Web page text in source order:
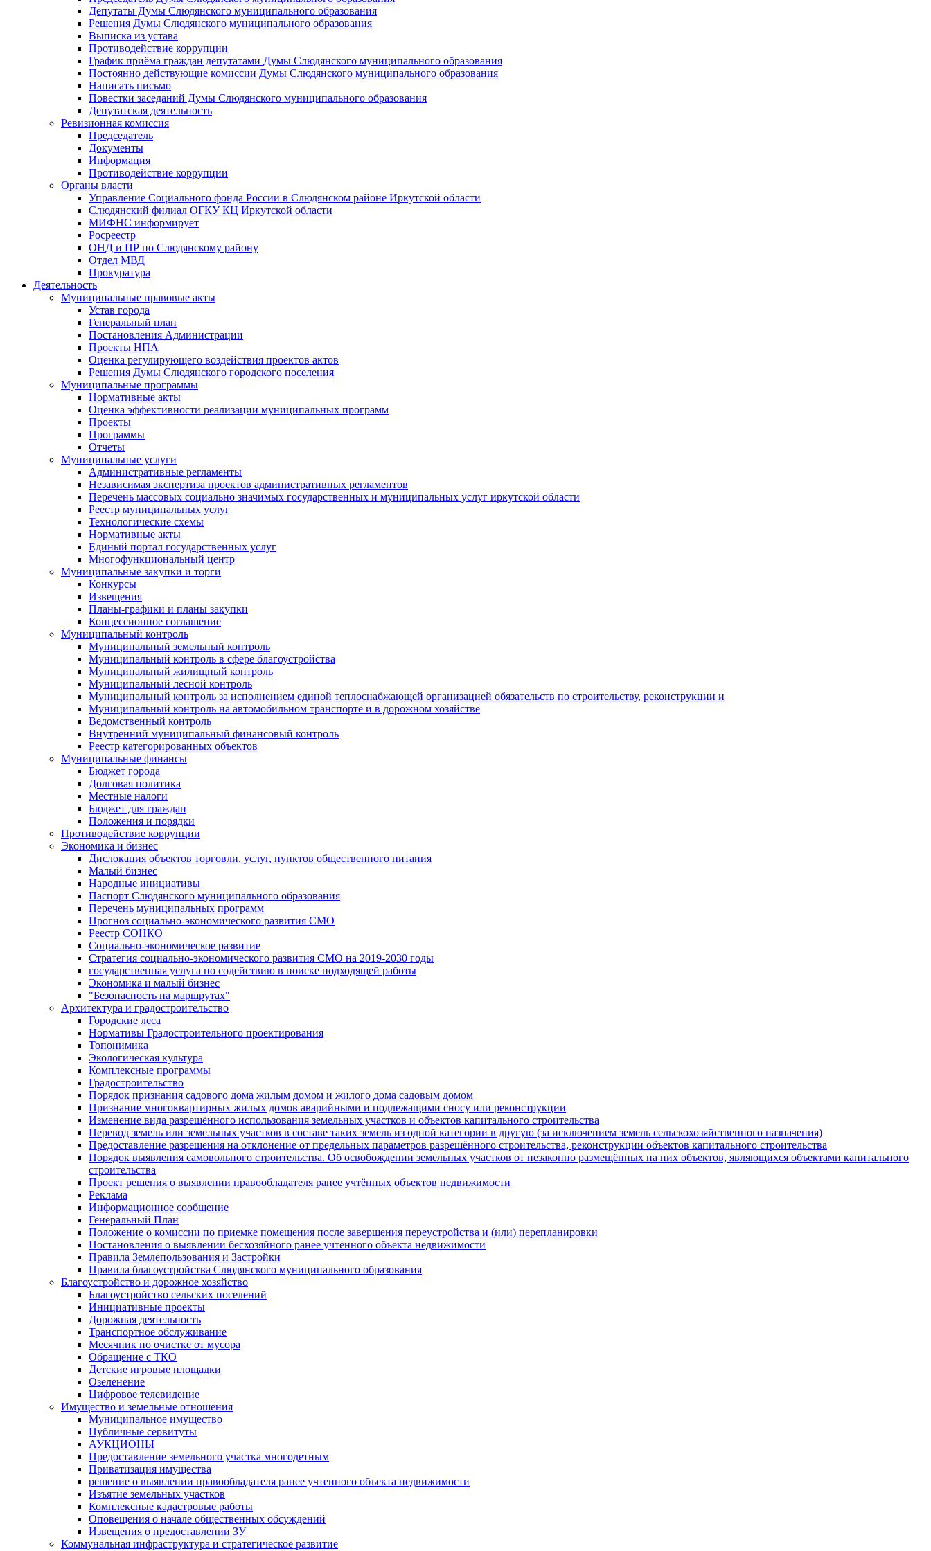
Депутаты Думы Слюдянского муниципального образования
Решения Думы Слюдянского муниципального образования
Выписка из устава
Противодействие коррупции
График приёма граждан депутатами Думы Слюдянского муниципального образования
Постоянно действующие комиссии Думы Слюдянского муниципального образования
Написать письмо
Повестки заседаний Думы Слюдянского муниципального образования
Депутатская деятельность
Ревизионная комиссия
Председатель
Документы
Информация
Противодействие коррупции
Органы власти
Управление Социального фонда России в Слюдянском районе Иркутской области
Слюдянский филиал ОГКУ КЦ Иркутской области
МИФНС информирует
Росреестр
ОНД и ПР по Слюдянскому району
Отдел МВД
Прокуратура
Деятельность
Муниципальные правовые акты
Устав города
Генеральный план
Постановления Администрации
Проекты НПА
Оценка регулирующего воздействия проектов актов
Решения Думы Слюдянского городского поселения
Муниципальные программы
Нормативные акты
Оценка эффективности реализации муниципальных программ
Проекты
Программы
Отчеты
Муниципальные услуги
Административные регламенты
Независимая экспертиза проектов административных регламентов
Перечень массовых социально значимых государственных и муниципальных услуг иркутской области
Реестр муниципальных услуг
Технологические схемы
Нормативные акты
Единый портал государственных услуг
Многофункциональный центр
Муниципальные закупки и торги
Конкурсы
Извещения
Планы-графики и планы закупки
Концессионное соглашение
Муниципальный контроль
Муниципальный земельный контроль
Муниципальный контроль в сфере благоустройства
Муниципальный жилищный контроль
Муниципальный лесной контроль
Муниципальный контроль за исполнением единой теплоснабжающей организацией обязательств по строительству, реконструкции и
Муниципальный контроль на автомобильном транспорте и в дорожном хозяйстве
Ведомственный контроль
Внутренний муниципальный финансовый контроль
Реестр категорированных объектов
Муниципальные финансы
Бюджет города
Долговая политика
Местные налоги
Бюджет для граждан
Положения и порядки
Противодействие коррупции
Экономика и бизнес
Дислокация объектов торговли, услуг, пунктов общественного питания
Малый бизнес
Народные инициативы
Паспорт Слюдянского муниципального образования
Перечень муниципальных программ
Прогноз социально-экономического развития СМО
Реестр СОНКО
Социально-экономическое развитие
Стратегия социально-экономического развития СМО на 2019-2030 годы
государственная услуга по содействию в поиске подходящей работы
Экономика и малый бизнес
"Безопасность на маршрутах"
Архитектура и градостроительство
Городские леса
Нормативы Градостроительного проектирования
Топонимика
Экологическая культура
Комплексные программы
Градостроительство
Порядок признания садового дома жилым домом и жилого дома садовым домом
Признание многоквартирных жилых домов аварийными и подлежащими сносу или реконструкции
Изменение вида разрешённого использования земельных участков и объектов капитального строительства
Перевод земель или земельных участков в составе таких земель из одной категории в другую (за исключением земель сельскохозяйственного назначения)
Предоставление разрешения на отклонение от предельных параметров разрешённого строительства, реконструкции объектов капитального строительства
Порядок выявления самовольного строительства. Об освобождении земельных участков от незаконно размещённых на них объектов, являющихся объектами капитального
строительства
Проект решения о выявлении правообладателя ранее учтённых объектов недвижимости
Реклама
Информационное сообщение
Генеральный План
Положение о комиссии по приемке помещения после завершения переустройства и (или) перепланировки
Постановления о выявлении бесхозяйного ранее учтенного объекта недвижимости
Правила Землепользования и Застройки
Правила благоустройства Слюдянского муниципального образования
Благоустройство и дорожное хозяйство
Благоустройство сельских поселений
Инициативные проекты
Дорожная деятельность
Транспортное обслуживание
Месячник по очистке от мусора
Обращение с ТКО
Детские игровые площадки
Озеленение
Цифровое телевидение
Имущество и земельные отношения
Муниципальное имущество
Публичные сервитуты
АУКЦИОНЫ
Предоставление земельного участка многодетным
Приватизация имущества
решение о выявлении правообладателя ранее учтенного объекта недвижимости
Изъятие земельных участков
Комплексные кадастровые работы
Оповещения о начале общественных обсуждений
Извещения о предоставлении ЗУ
Коммунальная инфраструктура и стратегическое развитие